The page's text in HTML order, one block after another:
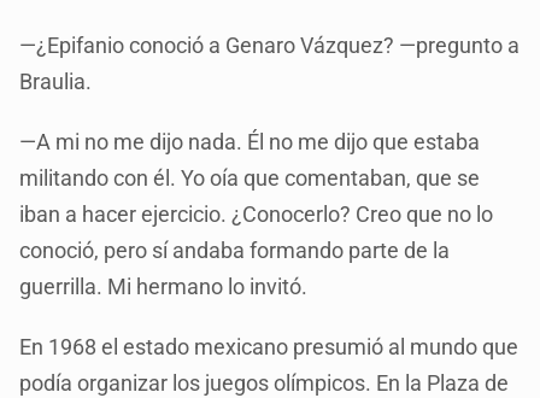
—¿Epifanio conoció a Genaro Vázquez? —pregunto a
Braulia.
—A mi no me dijo nada. Él no me dijo que estaba
militando con él. Yo oía que comentaban, que se
iban a hacer ejercicio. ¿Conocerlo? Creo que no lo
conoció, pero sí andaba formando parte de la
guerrilla. Mi hermano lo invitó.
En 1968 el estado mexicano presumió al mundo que
podía organizar los juegos olímpicos. En la Plaza de